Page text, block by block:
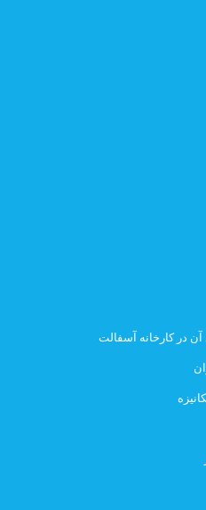
تبریز
قیمت بهترین ایزوگام
آن در کارخانه آسفالت